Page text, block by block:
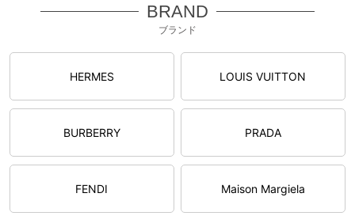
BRAND
ブランド
HERMES LOUIS VUITTON
BURBERRY PRADA
FENDI Maison Margiela